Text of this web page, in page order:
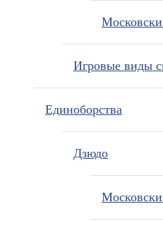
Игровые виды
Единоборства
Дзюдо